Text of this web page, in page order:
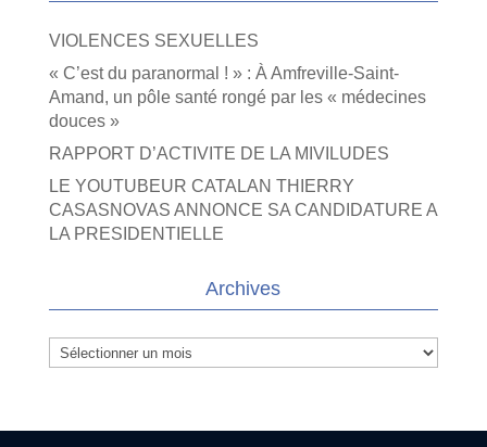
VIOLENCES SEXUELLES
« C’est du paranormal ! » : À Amfreville-Saint-
Amand, un pôle santé rongé par les « médecines
douces »
RAPPORT D’ACTIVITE DE LA MIVILUDES
LE YOUTUBEUR CATALAN THIERRY
CASASNOVAS ANNONCE SA CANDIDATURE A
LA PRESIDENTIELLE
Archives
Archives